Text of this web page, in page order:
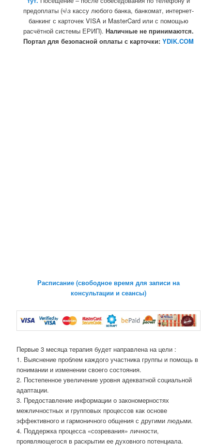
предоплаты (ч\з кассу любого банка, банкомат, интернет-
банкинг с карточек VISA и MasterCard или с помощью
расчётной системы ЕРИП). Наличные не принимаются.
Портал для безопасной оплаты с карточки: YDIK.COM
Расписание (свободное время для записи на
консультации и сеансы)
Первые 3 месяца терапия будет направлена на цели :
1. Выяснение проблем каждого участника группы и помощь в
понимании и изменении своего состояния.
2. Постепенное увеличение уровня адекватной социальной
адаптации.
3. Предоставление информации о закономерностях
межличностных и групповых процессов как основе
эффективного и гармоничного общения с другими людьми.
4. Поддержка процесса «созревания» личности,
проявляющегося в раскрытии ее духовного потенциала.